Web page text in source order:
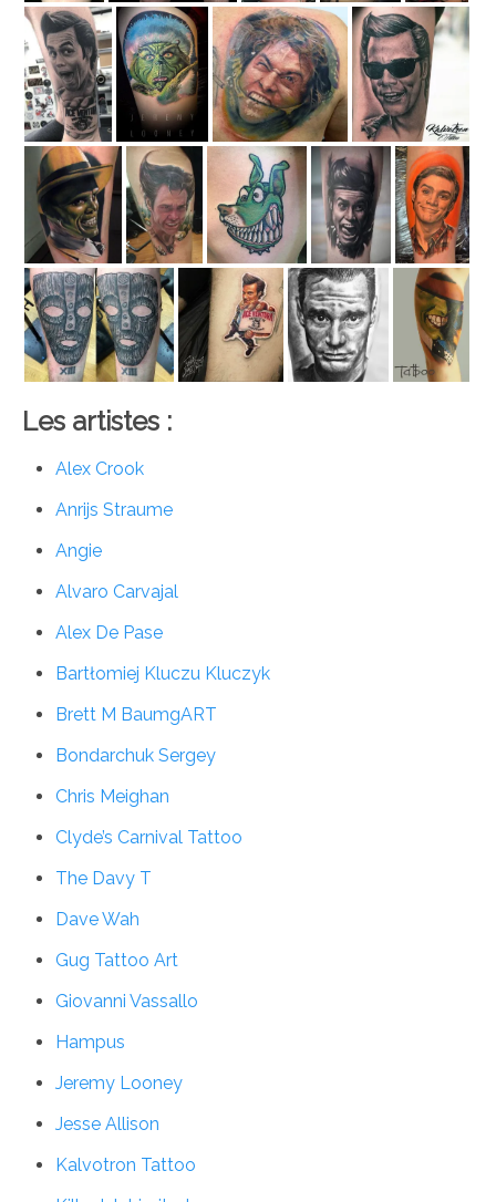
Les artistes :
Alex Crook
Anrijs Straume
Angie
Alvaro Carvajal
Alex De Pase
Bartłomiej Kluczu Kluczyk
Brett M BaumgART
Bondarchuk Sergey
Chris Meighan
Clyde’s Carnival Tattoo
The Davy T
Dave Wah
Gug Tattoo Art
Giovanni Vassallo
Hampus
Jeremy Looney
Jesse Allison
Kalvotron Tattoo